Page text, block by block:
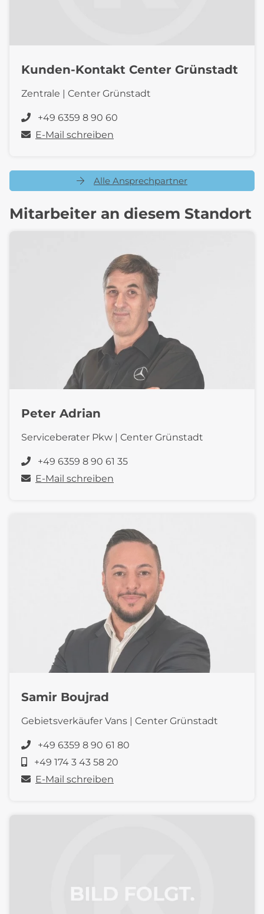
Kunden-Kontakt Center Grünstadt
Zentrale | Center Grünstadt
+49 6359 8 90 60
E-Mail schreiben
Alle Ansprechpartner
Mitarbeiter an diesem Standort
Peter Adrian
Serviceberater Pkw | Center Grünstadt
+49 6359 8 90 61 35
E-Mail schreiben
Samir Boujrad
Gebietsverkäufer Vans | Center Grünstadt
+49 6359 8 90 61 80
+49 174 3 43 58 20
E-Mail schreiben